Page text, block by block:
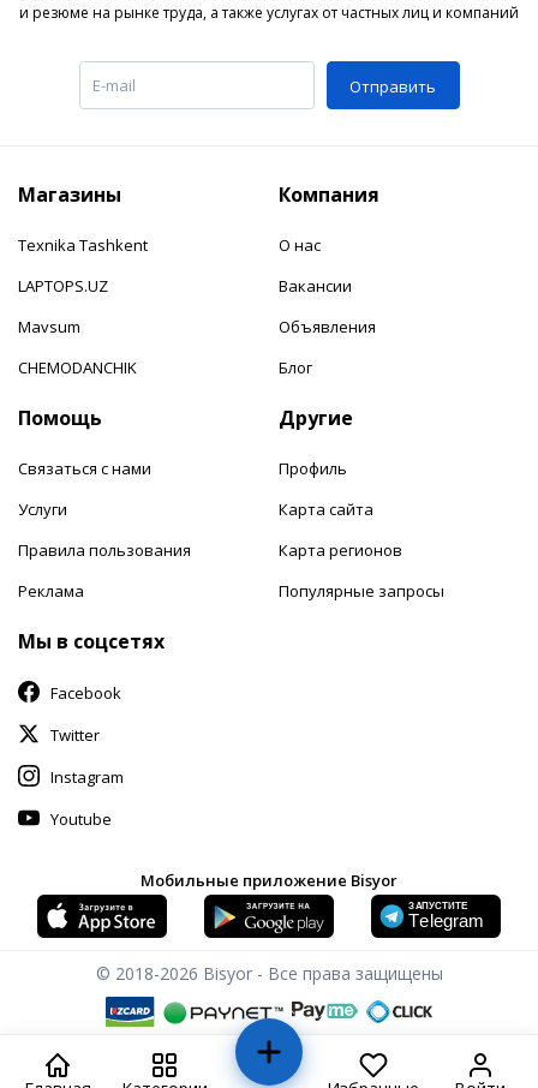
и резюме на рынке труда, а также услугах от частных лиц и компаний
Отправить
Магазины
Texnika Tashkent
LAPTOPS.UZ
Mavsum
CHEMODANCHIK
Компания
О нас
Вакансии
Объявления
Блог
Помощь
Связаться с нами
Услуги
Правила пользования
Реклама
Другие
Профиль
Карта сайта
Карта регионов
Популярные запросы
Мы в соцсетях
Facebook
Twitter
Instagram
Youtube
Мобильные приложение Bisyor
© 2018-2026 Bisyor - Все права защищены